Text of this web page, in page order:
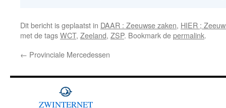
Dit bericht is geplaatst in DAAR : Zeeuwse zaken, HIER ;
met de tagsWCT, Zeeland, ZSP. Bookmark depermalink.
← Provinciale Mercedessen
ZWINTERNET